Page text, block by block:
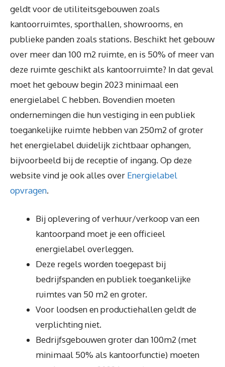
geldt voor de utiliteitsgebouwen zoals
kantoorruimtes, sporthallen, showrooms, en
publieke panden zoals stations. Beschikt het gebouw
over meer dan 100 m2 ruimte, en is 50% of meer van
deze ruimte geschikt als kantoorruimte? In dat geval
moet het gebouw begin 2023 minimaal een
energielabel C hebben. Bovendien moeten
ondernemingen die hun vestiging in een publiek
toegankelijke ruimte hebben van 250m2 of groter
het energielabel duidelijk zichtbaar ophangen,
bijvoorbeeld bij de receptie of ingang. Op deze
website vind je ook alles over Energielabel
opvragen.
Bij oplevering of verhuur/verkoop van een
kantoorpand moet je een officieel
energielabel overleggen.
Deze regels worden toegepast bij
bedrijfspanden en publiek toegankelijke
ruimtes van 50 m2 en groter.
Voor loodsen en productiehallen geldt de
verplichting niet.
Bedrijfsgebouwen groter dan 100m2 (met
minimaal 50% als kantoorfunctie) moeten